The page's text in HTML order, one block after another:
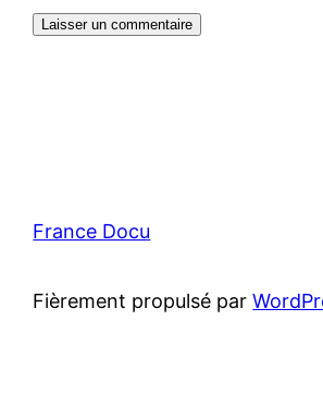
France Docu
Fièrement propulsé par